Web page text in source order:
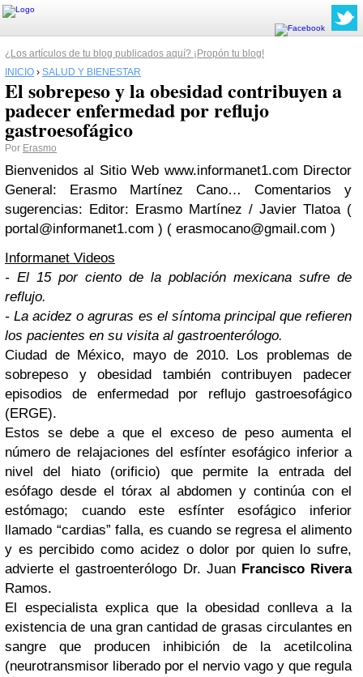
¿Los artículos de tu blog publicados aquí? ¡Propón tu blog!
INICIO › SALUD Y BIENESTAR
El sobrepeso y la obesidad contribuyen a
padecer enfermedad por reflujo
gastroesofágico
Por Erasmo
Bienvenidos al Sitio Web www.informanet1.com Director
General: Erasmo Martínez Cano… Comentarios y
sugerencias: Editor: Erasmo Martínez / Javier Tlatoa (
portal@informanet1.com ) ( erasmocano@gmail.com )
Informanet Videos
- El 15 por ciento de la población mexicana sufre de
reflujo.
- La acidez o agruras es el síntoma principal que refieren
los pacientes en su visita al gastroenterólogo.
Ciudad de México, mayo de 2010. Los problemas de
sobrepeso y obesidad también contribuyen padecer
episodios de enfermedad por reflujo gastroesofágico
(ERGE).
Estos se debe a que el exceso de peso aumenta el
número de relajaciones del esfínter esofágico inferior a
nivel del hiato (orificio) que permite la entrada del
esófago desde el tórax al abdomen y continúa con el
estómago; cuando este esfínter esofágico inferior
llamado “cardias” falla, es cuando se regresa el alimento
y es percibido como acidez o dolor por quien lo sufre,
advierte el gastroenterólogo Dr. Juan Francisco Rivera
Ramos.
El especialista explica que la obesidad conlleva a la
existencia de una gran cantidad de grasas circulantes en
sangre que producen inhibición de la acetilcolina
(neurotransmisor liberado por el nervio vago y que regula